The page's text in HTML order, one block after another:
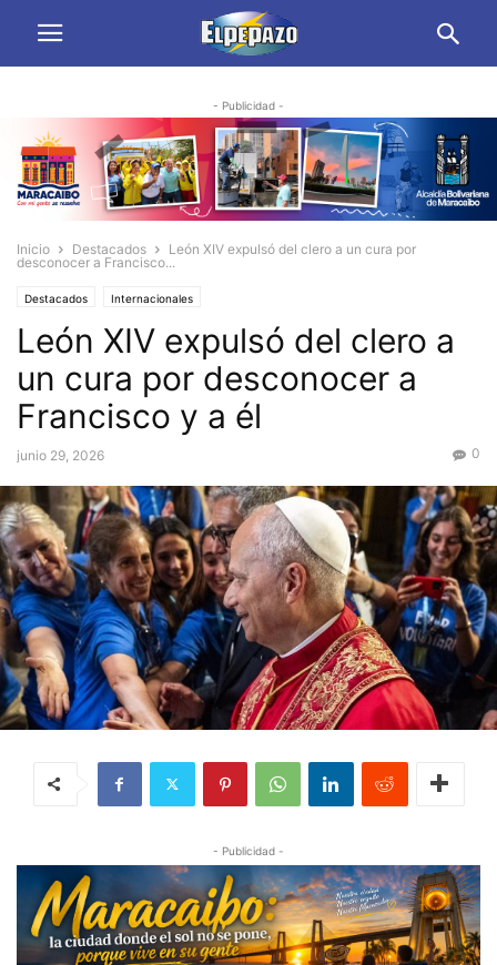
- Publicidad -
Inicio Destacados
León XIV expulsó del clero a un cura por
desconocer a Francisco...
Destacados Internacionales
León XIV expulsó del clero a
un cura por desconocer a
Francisco y a él
junio 29, 2026 0
- Publicidad -